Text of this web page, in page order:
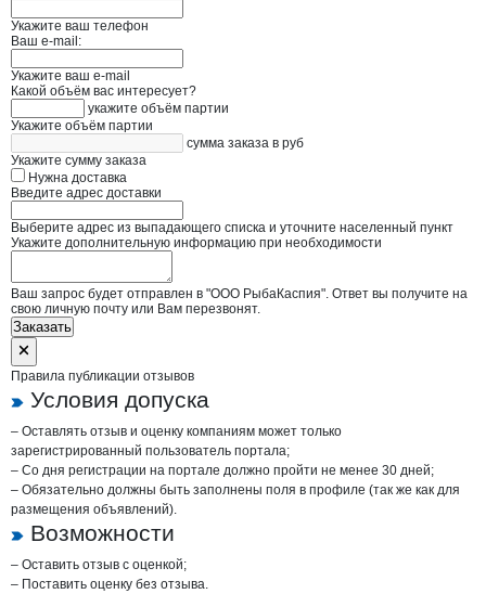
Укажите ваш телефон
Ваш e-mail:
Укажите ваш e-mail
Какой объём вас интересует?
укажите объём партии
Укажите объём партии
сумма заказа в руб
Укажите сумму заказа
Нужна доставка
Введите адрес доставки
Выберите адрес из выпадающего списка и уточните населенный пункт
Укажите дополнительную информацию при необходимости
Ваш запрос будет отправлен в "ООО РыбаКаспия". Ответ вы получите на
свою личную почту или Вам перезвонят.
Заказать
Правила публикации отзывов
Условия допуска
– Оставлять отзыв и оценку компаниям может только
зарегистрированный пользователь портала;
– Со дня регистрации на портале должно пройти не менее 30 дней;
– Обязательно должны быть заполнены поля в профиле (так же как для
размещения объявлений).
Возможности
– Оставить отзыв с оценкой;
– Поставить оценку без отзыва.